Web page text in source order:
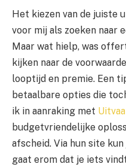
Het kiezen van de juiste
voor mij als zoeken naar
Maar wat hielp, was
kijken naar de
looptijd en premie. Een
betaalbare opties die
ik in aanraking met
budgetvriendelijke
afscheid. Via hun site
gaat erom dat je iets